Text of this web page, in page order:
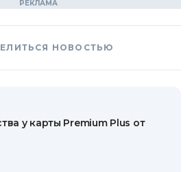
НОВОСТЬЮ
у карты Premium Plus от